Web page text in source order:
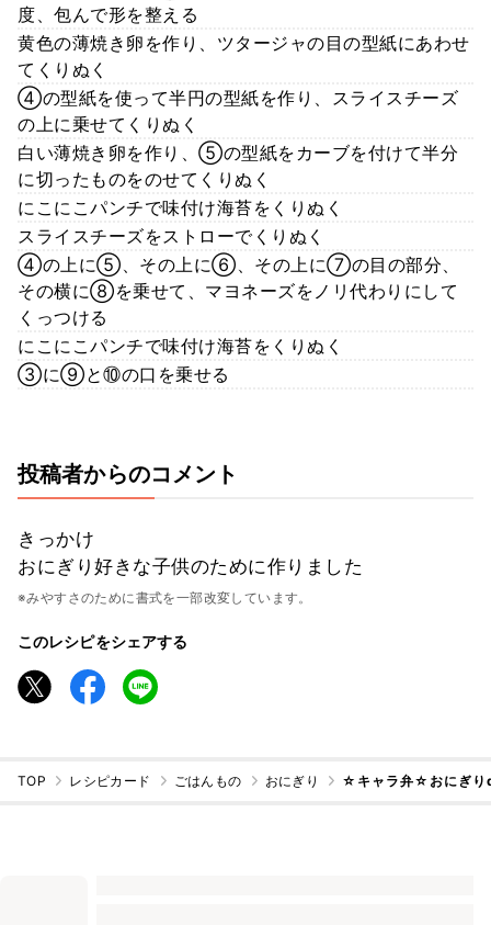
度、包んで形を整える
黄色の薄焼き卵を作り、ツタージャの目の型紙にあわせ
てくりぬく
④の型紙を使って半円の型紙を作り、スライスチーズ
の上に乗せてくりぬく
白い薄焼き卵を作り、⑤の型紙をカーブを付けて半分
に切ったものをのせてくりぬく
にこにこパンチで味付け海苔をくりぬく
スライスチーズをストローでくりぬく
④の上に⑤、その上に⑥、その上に⑦の目の部分、
その横に⑧を乗せて、マヨネーズをノリ代わりにして
くっつける
にこにこパンチで味付け海苔をくりぬく
③に⑨と⑩の口を乗せる
投稿者からのコメント
きっかけ
おにぎり好きな子供のために作りました
※みやすさのために書式を一部改変しています。
このレシピをシェアする
TOP レシピカード ごはんもの おにぎり ☆キャラ弁☆おにぎり